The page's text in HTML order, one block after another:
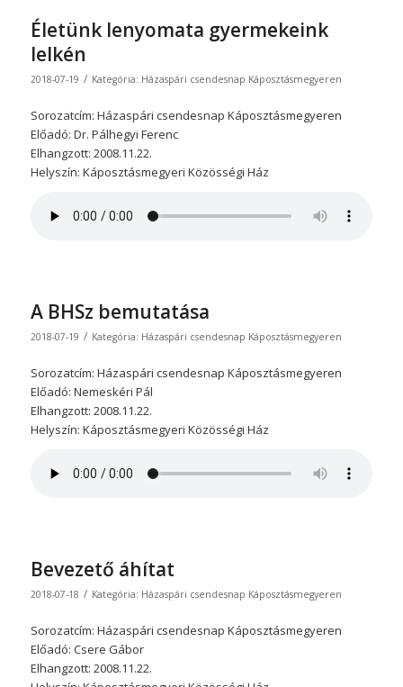
Életünk lenyomata gyermekeink
lelkén
2018-07-19 / Kategória: Házaspári csendesnap Káposztásmegyeren
Sorozatcím: Házaspári csendesnap Káposztásmegyeren
Előadó: Dr. Pálhegyi Ferenc
Elhangzott: 2008.11.22.
Helyszín: Káposztásmegyeri Közösségi Ház
A BHSz bemutatása
2018-07-19 / Kategória: Házaspári csendesnap Káposztásmegyeren
Sorozatcím: Házaspári csendesnap Káposztásmegyeren
Előadó: Nemeskéri Pál
Elhangzott: 2008.11.22.
Helyszín: Káposztásmegyeri Közösségi Ház
Bevezető áhítat
2018-07-18 / Kategória: Házaspári csendesnap Káposztásmegyeren
Sorozatcím: Házaspári csendesnap Káposztásmegyeren
Előadó: Csere Gábor
Elhangzott: 2008.11.22.